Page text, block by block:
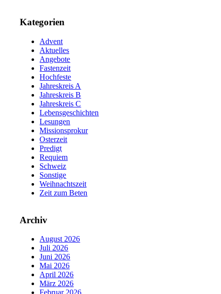
Kategorien
Advent
Aktuelles
Angebote
Fastenzeit
Hochfeste
Jahreskreis A
Jahreskreis B
Jahreskreis C
Lebensgeschichten
Lesungen
Missionsprokur
Osterzeit
Predigt
Requiem
Schweiz
Sonstige
Weihnachtszeit
Zeit zum Beten
Archiv
August 2026
Juli 2026
Juni 2026
Mai 2026
April 2026
März 2026